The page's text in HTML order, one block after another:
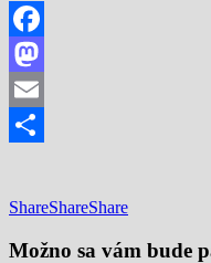
Facebook
Mastodon
Email
ShareShareShare
Možno sa vám bude